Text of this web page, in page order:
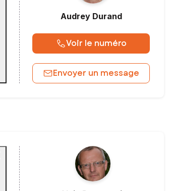
Audrey Durand
Voir le numéro
Envoyer un message